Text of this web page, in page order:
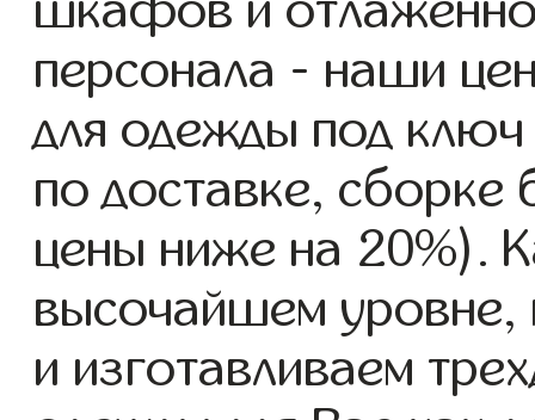
персонала - наши
для одежды под
по доставке, сборке
цены ниже на 20%).
высочайшем
и изготавливаем